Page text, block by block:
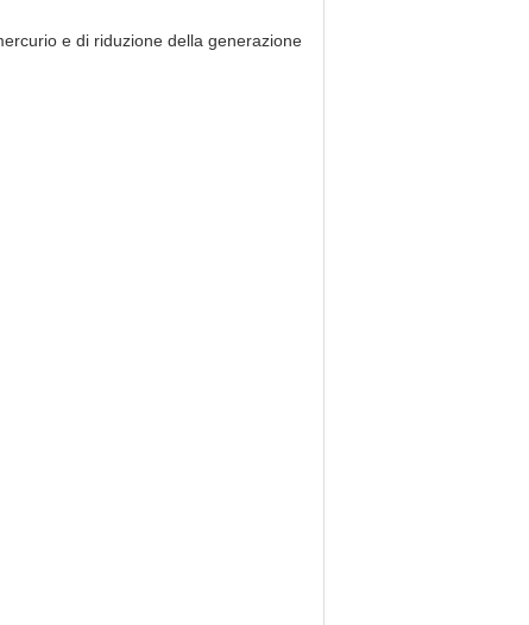
e di riduzione della generazione